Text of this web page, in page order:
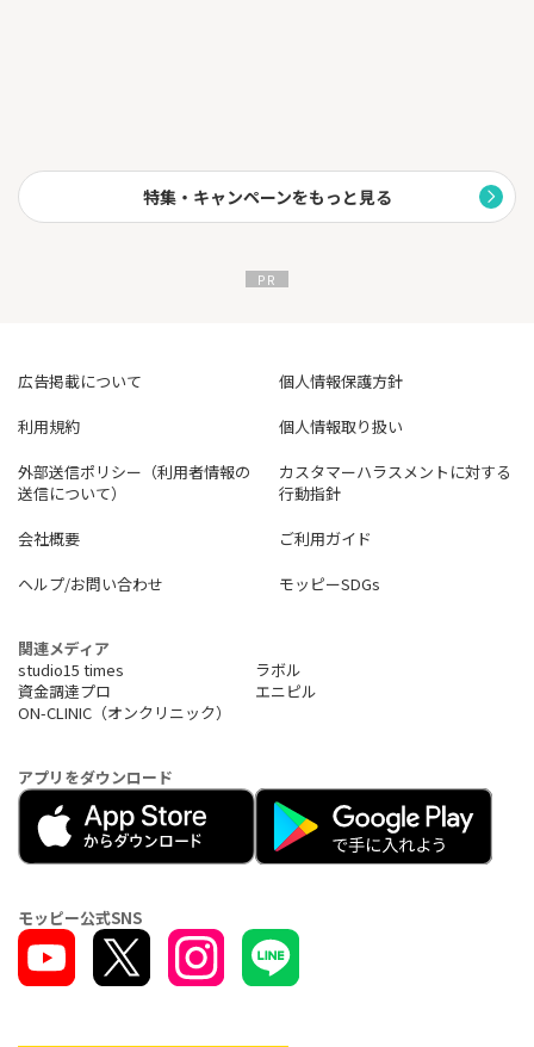
特集・キャンペーンをもっと見る
広告掲載について
個人情報保護方針
利用規約
個人情報取り扱い
外部送信ポリシー（利用者情報の
送信について）
カスタマーハラスメントに対する
行動指針
会社概要
ご利用ガイド
ヘルプ/お問い合わせ
モッピーSDGs
関連メディア
studio15 times
ラボル
資金調達プロ
エニピル
ON-CLINIC（オンクリニック）
アプリをダウンロード
モッピー公式SNS